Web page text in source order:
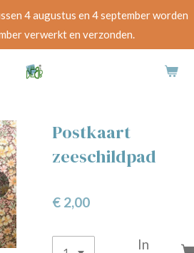
4 augustus en 4 september worden
verwerkt en verzonden.
Postkaart
zeeschildpad
€ 2,00
In